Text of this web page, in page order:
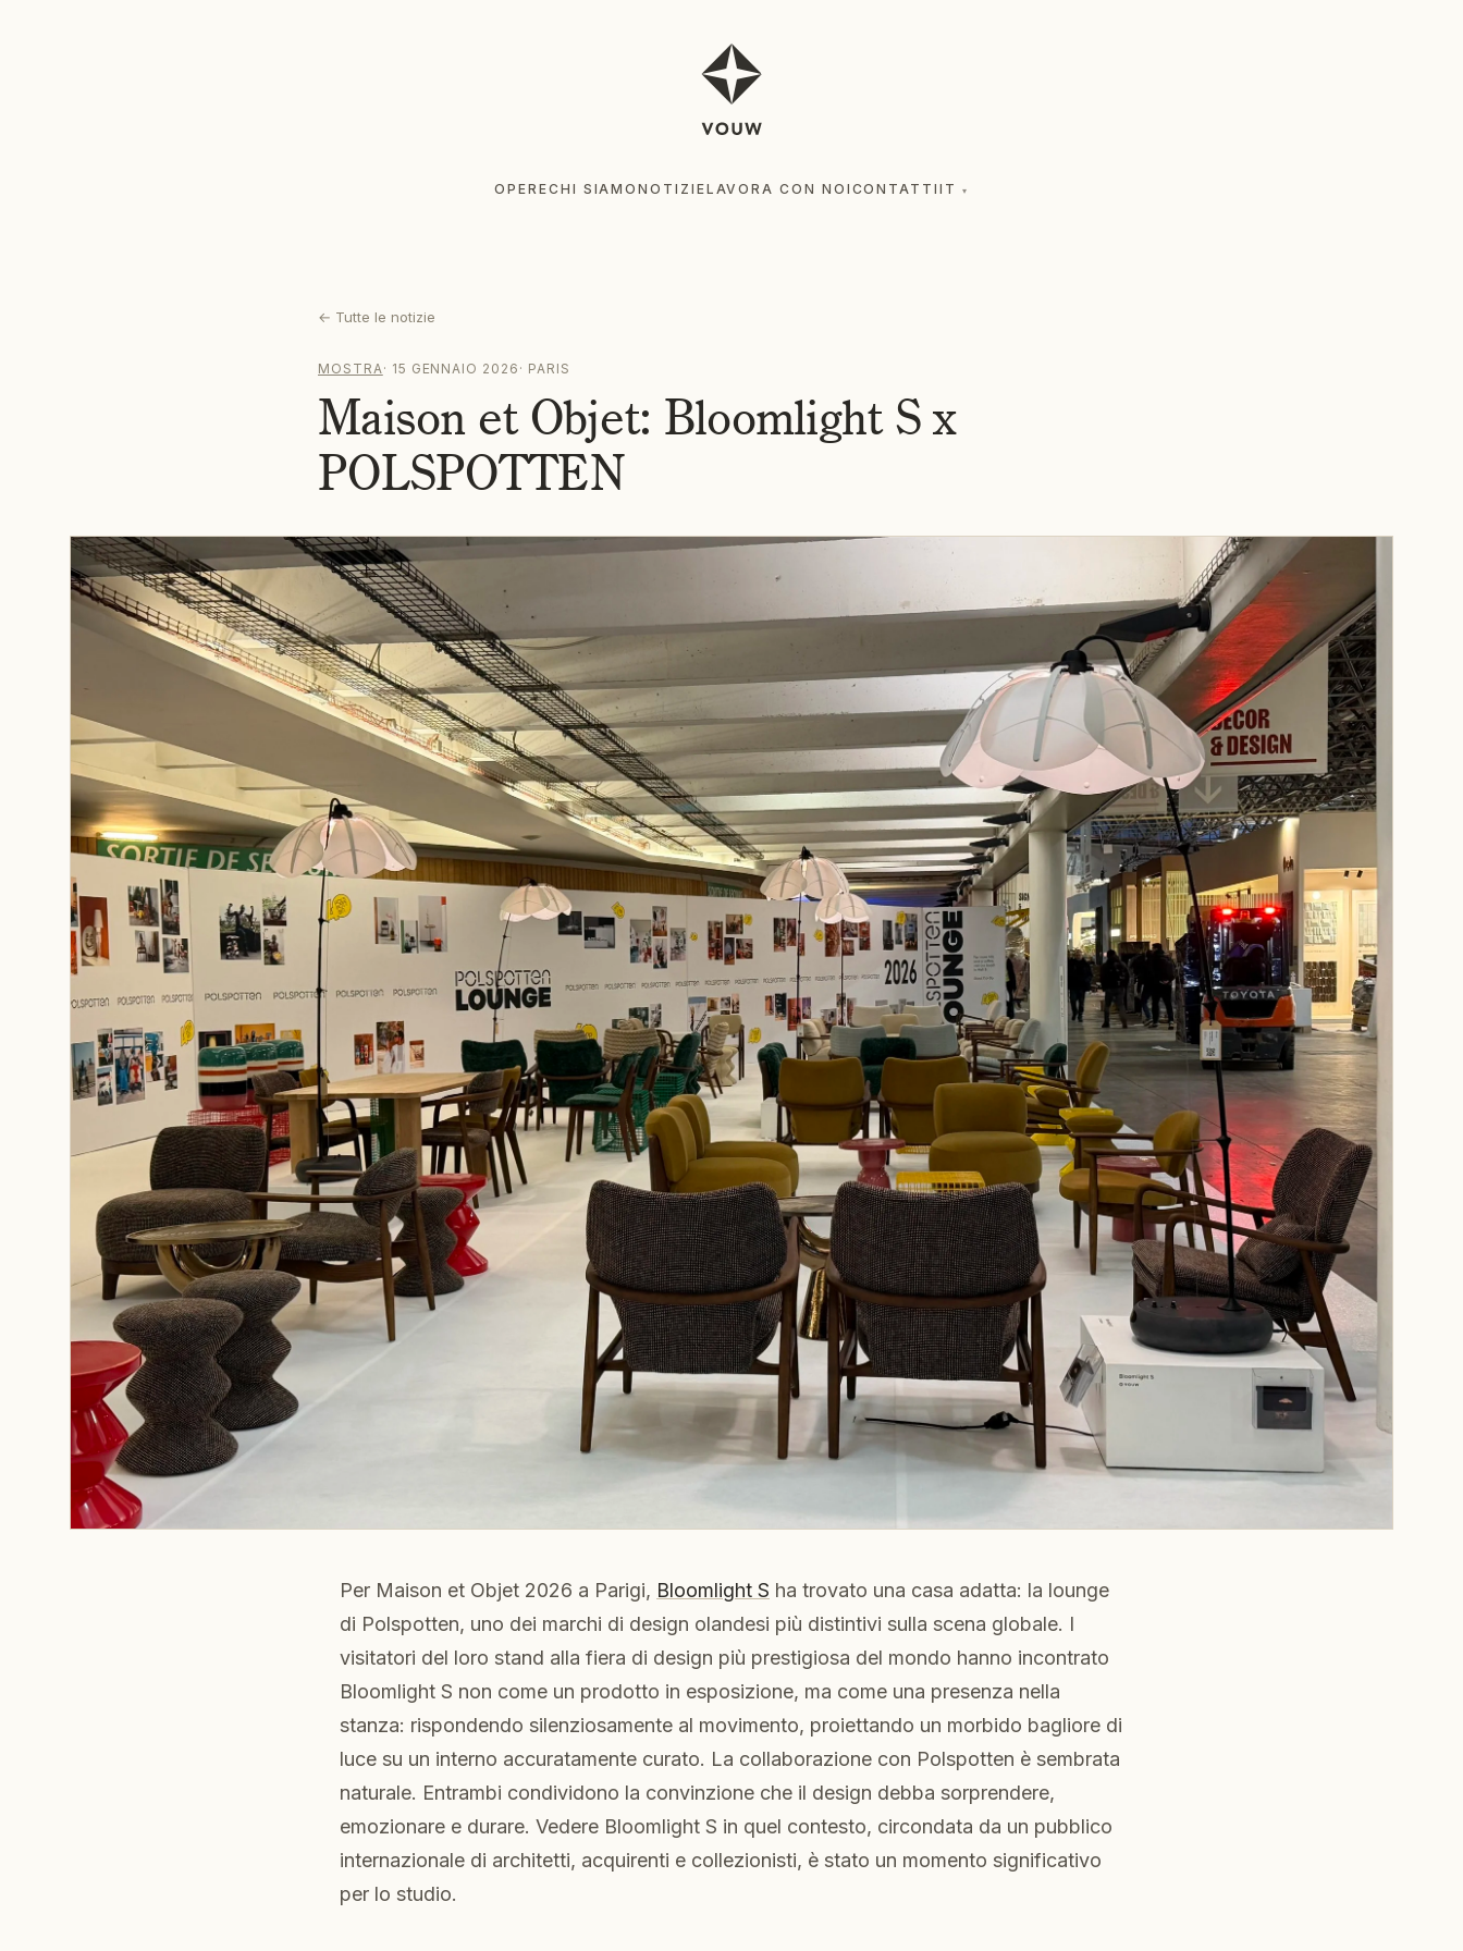
OPERECHI SIAMONOTIZIELAVORA CON NOI CONTATTI IT ▾
← Tutte le notizie
MOSTRA· 15 GENNAIO 2026 · PARIS
Maison et Objet: Bloomlight S x
POLSPOTTEN
Per Maison et Objet 2026 a Parigi, Bloomlight S ha trovato una casa adatta: la lounge
di Polspotten, uno dei marchi di design olandesi più distintivi sulla scena globale. I
visitatori del loro stand alla fiera di design più prestigiosa del mondo hanno incontrato
Bloomlight S non come un prodotto in esposizione, ma come una presenza nella
stanza: rispondendo silenziosamente al movimento, proiettando un morbido bagliore di
luce su un interno accuratamente curato. La collaborazione con Polspotten è sembrata
naturale. Entrambi condividono la convinzione che il design debba sorprendere,
emozionare e durare. Vedere Bloomlight S in quel contesto, circondata da un pubblico
internazionale di architetti, acquirenti e collezionisti, è stato un momento significativo
per lo studio.